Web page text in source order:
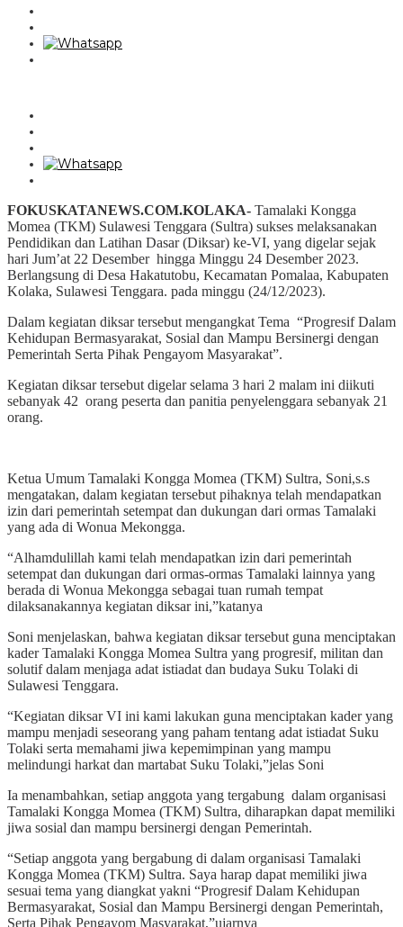
FOKUSKATANEWS.COM.KOLAKA- Tamalaki Kongga
Momea (TKM) Sulawesi Tenggara (Sultra) sukses melaksanakan
Pendidikan dan Latihan Dasar (Diksar) ke-VI, yang digelar sejak
hari Jum’at 22 Desember hingga Minggu 24 Desember 2023.
Berlangsung di Desa Hakatutobu, Kecamatan Pomalaa, Kabupaten
Kolaka, Sulawesi Tenggara. pada minggu (24/12/2023).
Dalam kegiatan diksar tersebut mengangkat Tema “Progresif Dalam
Kehidupan Bermasyarakat, Sosial dan Mampu Bersinergi dengan
Pemerintah Serta Pihak Pengayom Masyarakat”.
Kegiatan diksar tersebut digelar selama 3 hari 2 malam ini diikuti
sebanyak 42 orang peserta dan panitia penyelenggara sebanyak 21
orang.
Ketua Umum Tamalaki Kongga Momea (TKM) Sultra, Soni,s.s
mengatakan, dalam kegiatan tersebut pihaknya telah mendapatkan
izin dari pemerintah setempat dan dukungan dari ormas Tamalaki
yang ada di Wonua Mekongga.
“Alhamdulillah kami telah mendapatkan izin dari pemerintah
setempat dan dukungan dari ormas-ormas Tamalaki lainnya yang
berada di Wonua Mekongga sebagai tuan rumah tempat
dilaksanakannya kegiatan diksar ini,”katanya
Soni menjelaskan, bahwa kegiatan diksar tersebut guna menciptakan
kader Tamalaki Kongga Momea Sultra yang progresif, militan dan
solutif dalam menjaga adat istiadat dan budaya Suku Tolaki di
Sulawesi Tenggara.
“Kegiatan diksar VI ini kami lakukan guna menciptakan kader yang
mampu menjadi seseorang yang paham tentang adat istiadat Suku
Tolaki serta memahami jiwa kepemimpinan yang mampu
melindungi harkat dan martabat Suku Tolaki,”jelas Soni
Ia menambahkan, setiap anggota yang tergabung dalam organisasi
Tamalaki Kongga Momea (TKM) Sultra, diharapkan dapat memiliki
jiwa sosial dan mampu bersinergi dengan Pemerintah.
“Setiap anggota yang bergabung di dalam organisasi Tamalaki
Kongga Momea (TKM) Sultra. Saya harap dapat memiliki jiwa
sesuai tema yang diangkat yakni “Progresif Dalam Kehidupan
Bermasyarakat, Sosial dan Mampu Bersinergi dengan Pemerintah,
Serta Pihak Pengayom Masyarakat,”ujarnya